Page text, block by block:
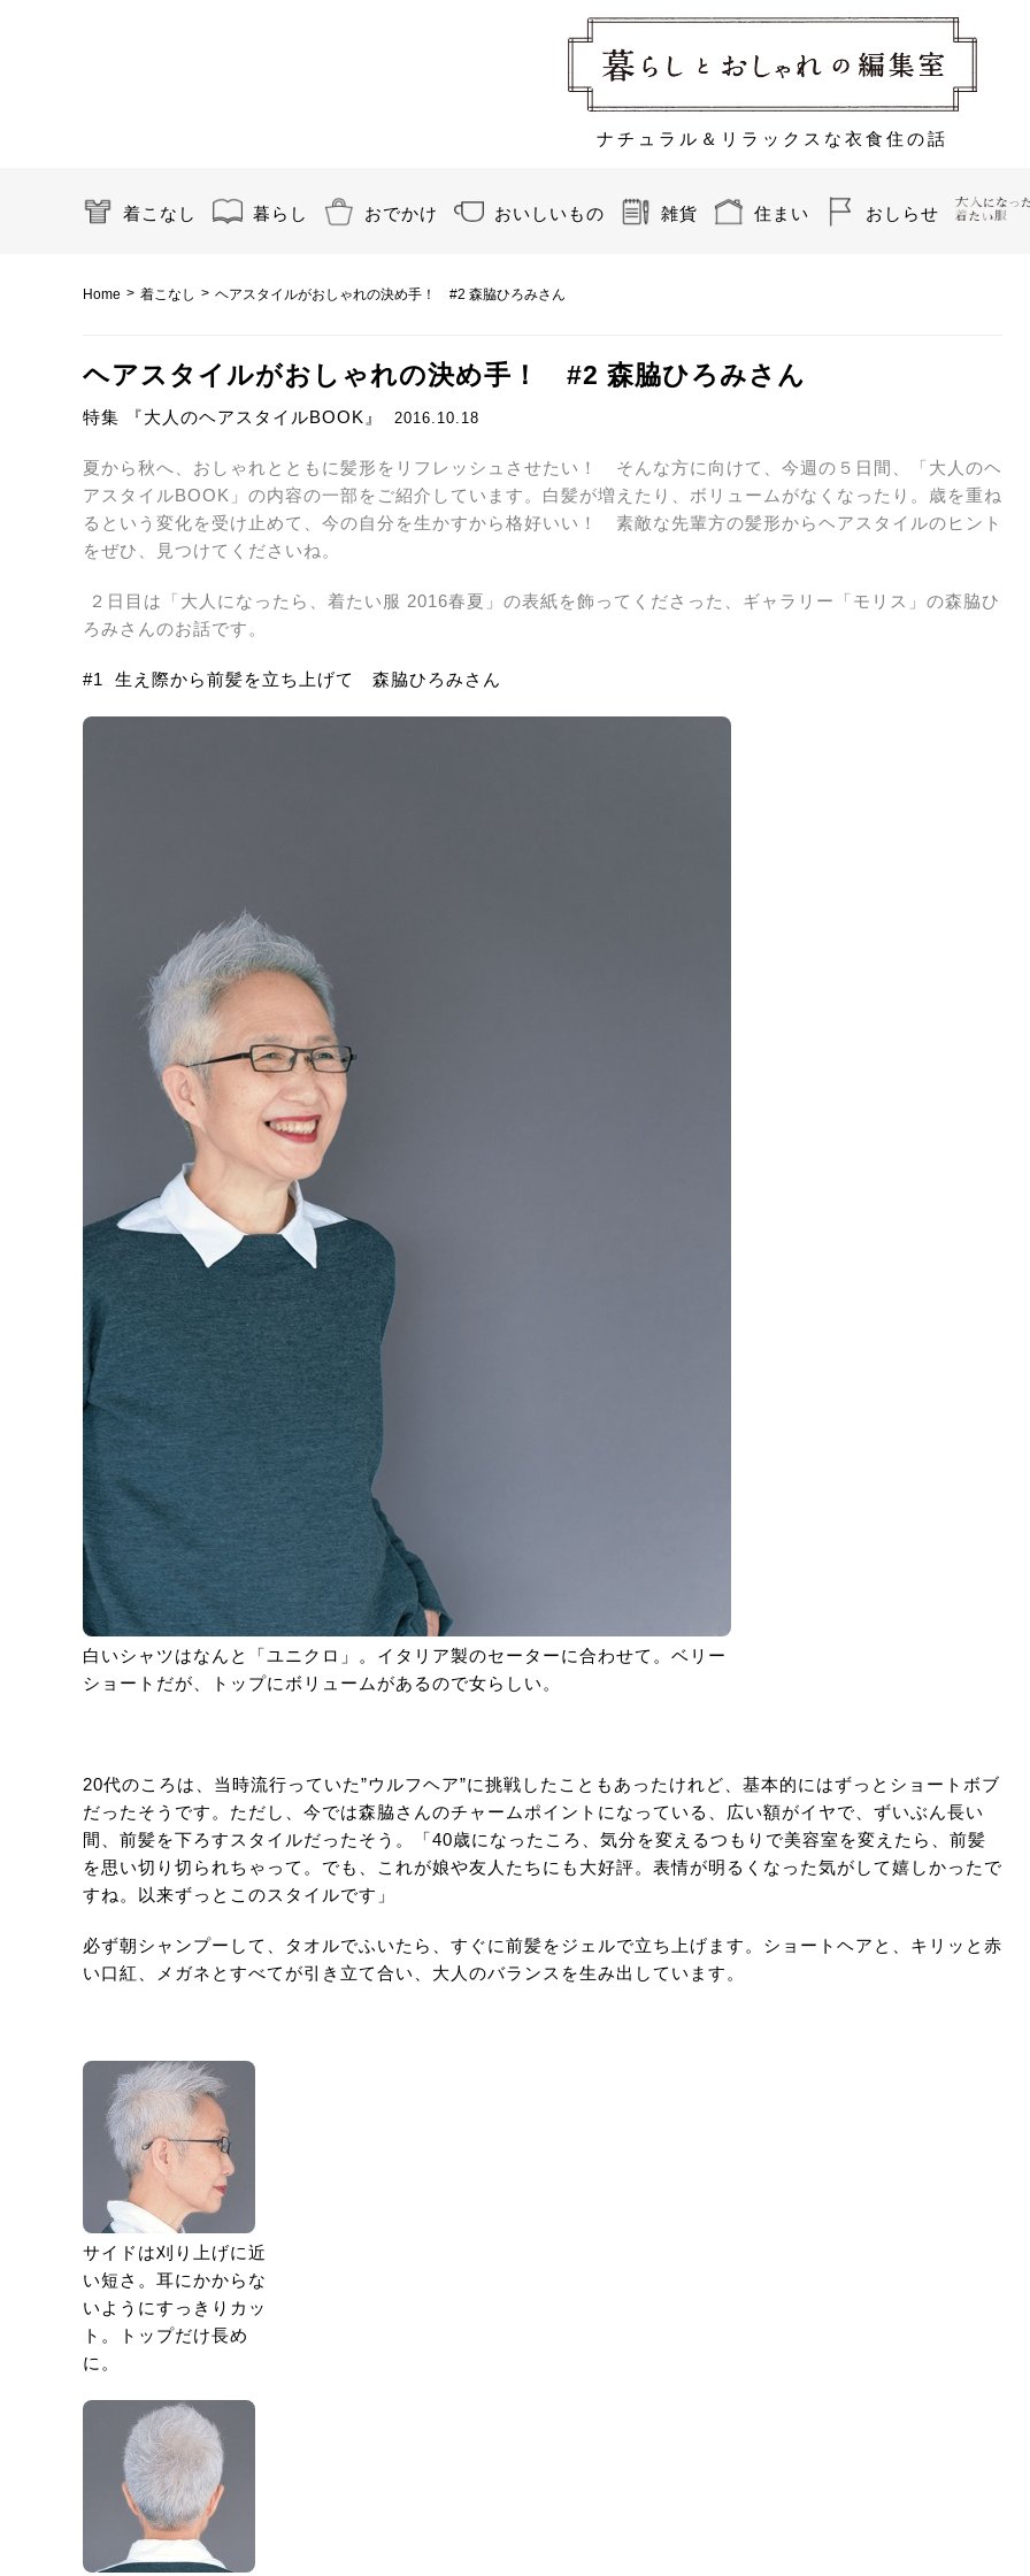
ナチュラル＆リラックスな衣食住の話
着こなし 暮らし おでかけ おいしいもの 雑貨 住まい おしらせ
Home > 着こなし > ヘアスタイルがおしゃれの決め手！ #2 森脇ひろみさん
ヘアスタイルがおしゃれの決め手！ #2 森脇ひろみさん
特集 『大人のヘアスタイルBOOK』 2016.10.18
夏から秋へ、おしゃれとともに髪形をリフレッシュさせたい！ そんな方に向けて、今週の５日間、「大人のヘ
アスタイルBOOK」の内容の一部をご紹介しています。白髪が増えたり、ボリュームがなくなったり。歳を重ね
るという変化を受け止めて、今の自分を生かすから格好いい！ 素敵な先輩方の髪形からヘアスタイルのヒント
をぜひ、見つけてくださいね。
２日目は「大人になったら、着たい服 2016春夏」の表紙を飾ってくださった、ギャラリー「モリス」の森脇ひ
ろみさんのお話です。
#1 生え際から前髪を立ち上げて 森脇ひろみさん
白いシャツはなんと「ユニクロ」。イタリア製のセーターに合わせて。ベリー
ショートだが、トップにボリュームがあるので女らしい。
20代のころは、当時流行っていた”ウルフヘア”に挑戦したこともあったけれど、基本的にはずっとショートボブ
だったそうです。ただし、今では森脇さんのチャームポイントになっている、広い額がイヤで、ずいぶん長い
間、前髪を下ろすスタイルだったそう。「40歳になったころ、気分を変えるつもりで美容室を変えたら、前髪
を思い切り切られちゃって。でも、これが娘や友人たちにも大好評。表情が明るくなった気がして嬉しかったで
すね。以来ずっとこのスタイルです」
必ず朝シャンプーして、タオルでふいたら、すぐに前髪をジェルで立ち上げます。ショートヘアと、キリッと赤
い口紅、メガネとすべてが引き立て合い、大人のバランスを生み出しています。
サイドは刈り上げに近
い短さ。耳にかからな
いようにすっきりカッ
ト。トップだけ長め
に。